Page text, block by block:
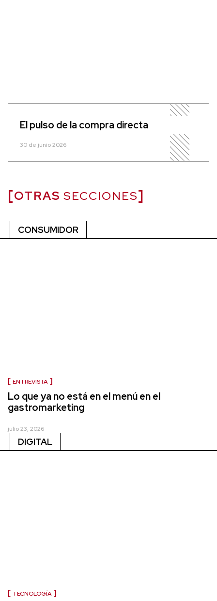
El pulso de la compra directa
30 de junio 2026
OTRAS SECCIONES
CONSUMIDOR
ENTREVISTA
Lo que ya no está en el menú en el
gastromarketing
julio 23, 2026
DIGITAL
TECNOLOGÍA